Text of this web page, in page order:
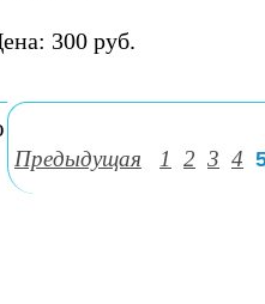
300 руб.
Предыдущая 1 2 3 4